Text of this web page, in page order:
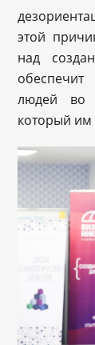
этой
над
людей во
который им